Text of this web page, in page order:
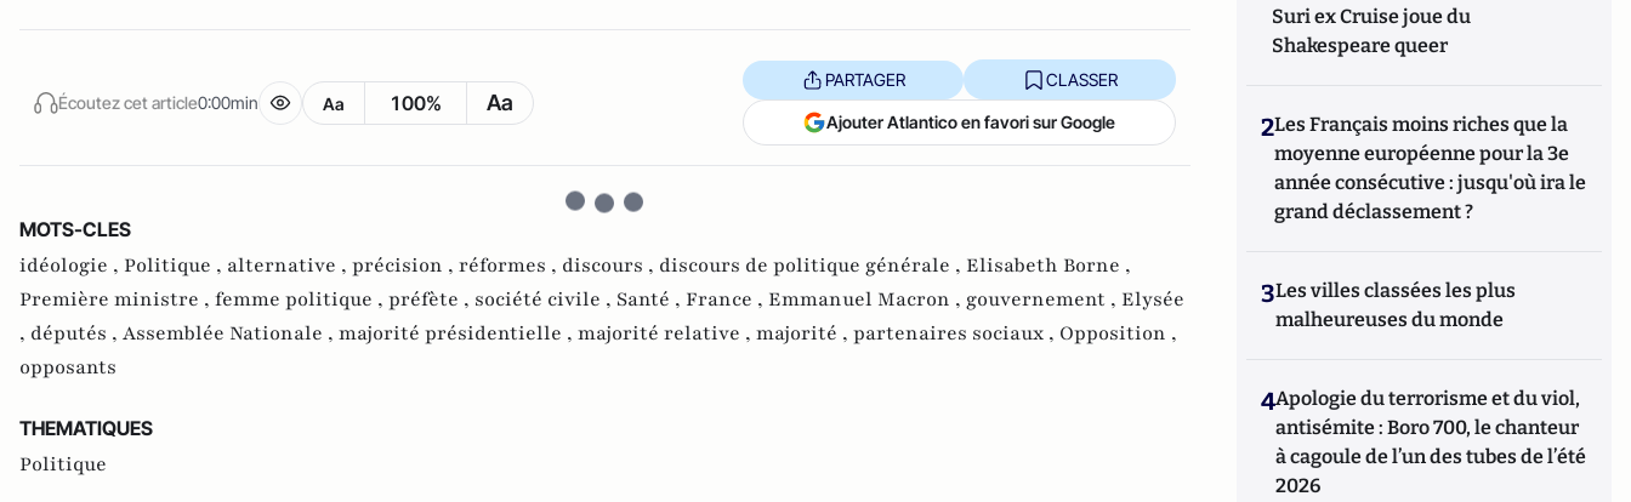
Écoutez cet article0:00min Aa 100% Aa
PARTAGER CLASSER
Ajouter Atlantico en favori sur Google
MOTS-CLES
idéologie , Politique , alternative , précision , réformes , discours , discours de politique générale , Elisabeth Borne ,
Première ministre , femme politique , préfète , société civile , Santé , France , Emmanuel Macron , gouvernement , Elysée
, députés , Assemblée Nationale , majorité présidentielle , majorité relative , majorité , partenaires sociaux , Opposition ,
opposants
THEMATIQUES
Politique
Suri ex Cruise joue du
Shakespeare queer
2Les Français moins riches que la
moyenne européenne pour la 3e
année consécutive : jusqu'où ira le
grand déclassement ?
3Les villes classées les plus
malheureuses du monde
4Apologie du terrorisme et du viol,
antisémite : Boro 700, le chanteur
à cagoule de l’un des tubes de l’été
2026